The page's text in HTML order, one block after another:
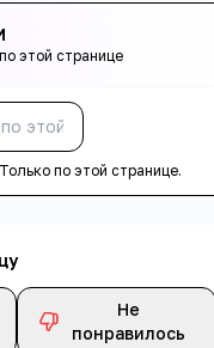
этой странице
по этой странице.
Не
понравилось